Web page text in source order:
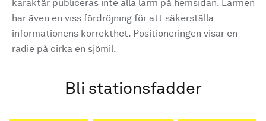
karaktär publiceras inte alla larm på hemsidan. Larmen
har även en viss fördröjning för att säkerställa
informationens korrekthet. Positioneringen visar en
radie på cirka en sjömil.
Bli stationsfadder